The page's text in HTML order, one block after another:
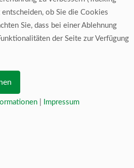
ob Sie die Cookies
Sie, dass bei einer Ablehnung
der Seite zur Verfügung
Impressum